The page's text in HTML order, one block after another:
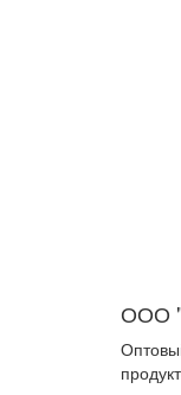
ООО